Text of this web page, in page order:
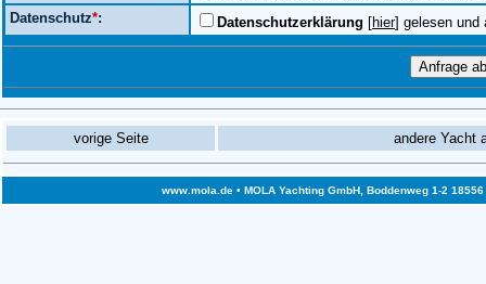
Datenschutz*: Datenschutzerklärung [hier] gelesen und
vorige Seite andere Yacht
www.mola.de• MOLA Yachting GmbH, Boddenweg 1-2